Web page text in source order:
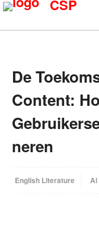
CSP
De
Content:
neren
English Literature Al